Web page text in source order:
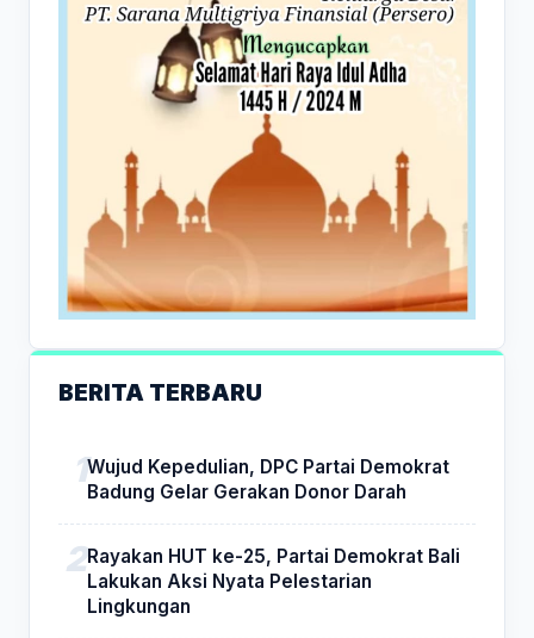
BERITA TERBARU
Wujud Kepedulian, DPC Partai Demokrat
Badung Gelar Gerakan Donor Darah
Rayakan HUT ke-25, Partai Demokrat Bali
Lakukan Aksi Nyata Pelestarian
Lingkungan